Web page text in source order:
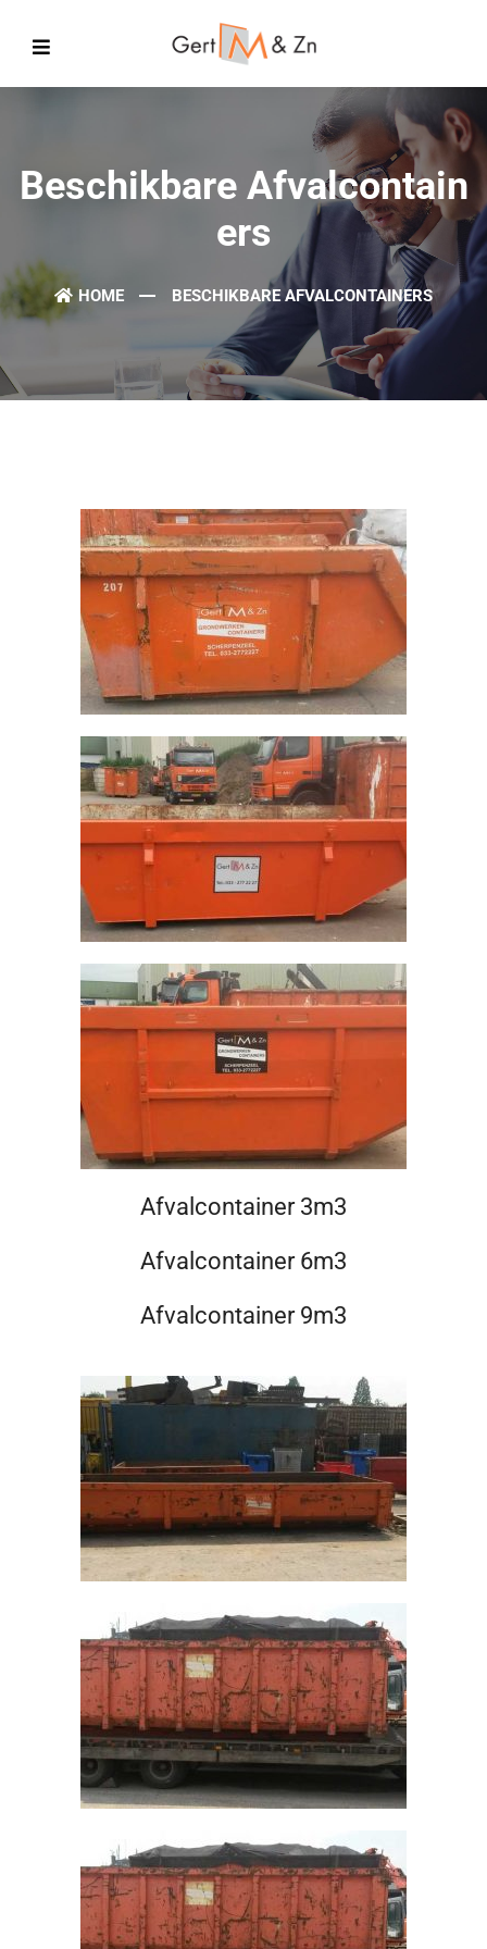
Beschikbare Afvalcontain
Ers
HOME BESCHIKBARE AFVALCONTAINERS
Afvalcontainer 3m3
Afvalcontainer 6m3
Afvalcontainer 9m3